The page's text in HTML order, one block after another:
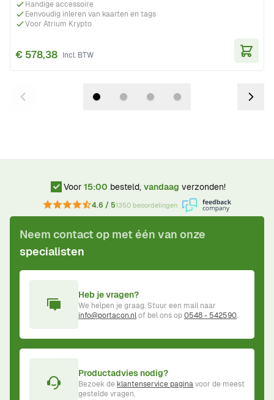
Handige accessoire
Eenvoudig inleren van kaarten en tags
Voor Atrium Krypto
€ 578,38
Voor 15:00 besteld, vandaag verzonden!
4.6 / 51350 beoordelingen
Neem contact op met één van onze
specialisten
Heb je vragen?
We helpen je graag. Stuur een mail naar
info@portacon.nlof bel ons op0548 - 542590.
Productadvies nodig?
Bezoek de klantenservice paginavoor de meest
gestelde vragen.